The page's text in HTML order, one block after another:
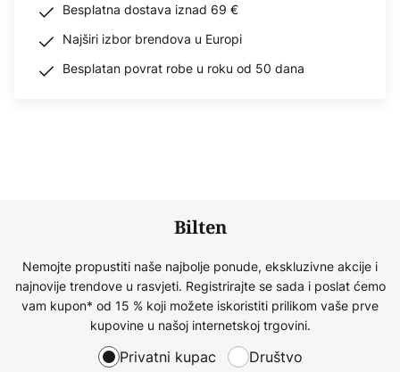
Besplatna dostava iznad 69 €
Najširi izbor brendova u Europi
Besplatan povrat robe u roku od 50 dana
Bilten
Nemojte propustiti naše najbolje ponude, ekskluzivne akcije i
najnovije trendove u rasvjeti. Registrirajte se sada i poslat ćemo
vam kupon* od 15 % koji možete iskoristiti prilikom vaše prve
kupovine u našoj internetskoj trgovini.
Privatni kupac Društvo